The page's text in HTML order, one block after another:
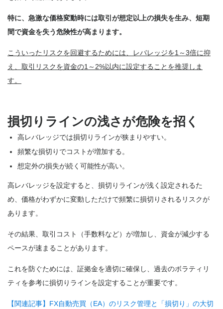
特に、急激な価格変動時には取引が想定以上の損失を生み、短期
間で資金を失う危険性が高まります。
こういったリスクを回避するためには、レバレッジを1～3倍に抑
え、取引リスクを資金の1～2%以内に設定することを推奨しま
す。
損切りラインの浅さが危険を招く
高レバレッジでは損切りラインが狭まりやすい。
頻繁な損切りでコストが増加する。
想定外の損失が続く可能性が高い。
高レバレッジを設定すると、損切りラインが浅く設定されるた
め、価格がわずかに変動しただけで頻繁に損切りされるリスクが
あります。
その結果、取引コスト（手数料など）が増加し、資金が減少する
ペースが速まることがあります。
これを防ぐためには、証拠金を適切に確保し、過去のボラティリ
ティを参考に損切りラインを設定することが重要です。
【関連記事】FX自動売買（EA）のリスク管理と「損切り」の大切